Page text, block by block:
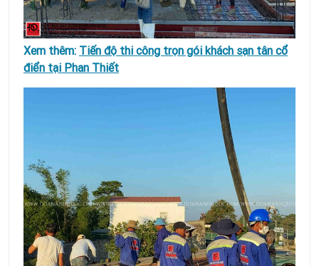
Xem thêm: Tiến độ thi công trọn gói khách sạn tân cổ
điển tại Phan Thiết